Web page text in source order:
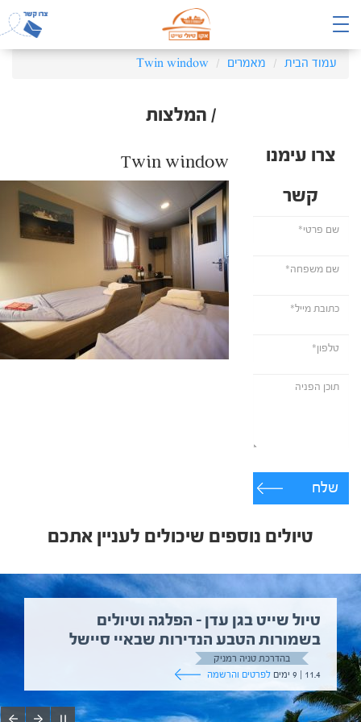
עמוד הבית מאמרים Twin window
/ המלצות
צרו עימנו
קשר
שלח
Twin window
טיולים נוספים שיכולים לעניין אתכם
טיול שייט בגן עדן – הפלגה וטיולים
בשמורות הטבע הנדירות שבאיי סיישל
בהדרכת טניה רמניק
11.4 | 9 ימים
לפרטים והרשמה